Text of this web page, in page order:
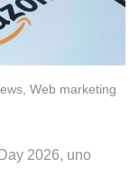
Web marketing
2026, uno